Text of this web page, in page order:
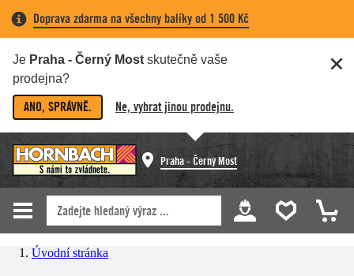
Doprava zdarma na všechny balíky od 1 500 Kč
Je Praha - Černý Most skutečně vaše
prodejna?
ANO, SPRÁVNĚ. Ne, vybrat jinou prodejnu.
Praha - Černý Most
Úvodní stránka